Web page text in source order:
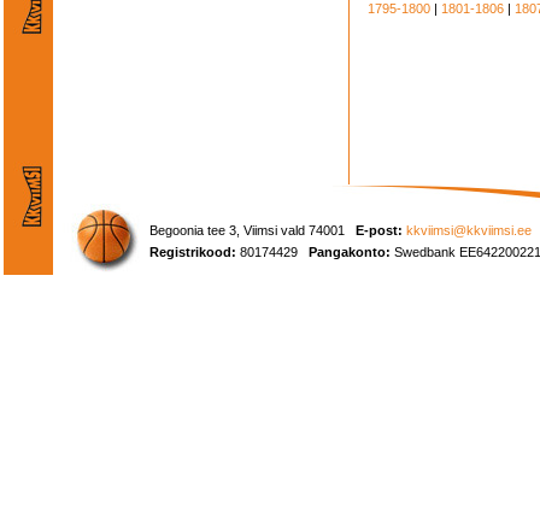
1795-1800 | 1801-1806 |
Begoonia tee 3, Viimsi vald 74001 E-post: kkviimsi@kkviimsi.ee
Registrikood: 80174429 Pangakonto: Swedbank